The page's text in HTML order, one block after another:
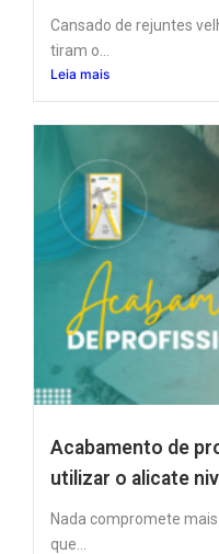
Cansado de rejuntes
tiram o...
Leia mais
Acabamento de
utilizar o alicate
Nada compromete
que...